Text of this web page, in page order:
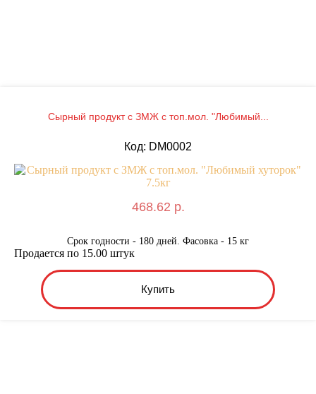
Сырный продукт с ЗМЖ с топ.мол. "Любимый...
Код: DM0002
468.62 р.
Срок годности - 180 дней. Фасовка - 15 кг
Купить
Продается по 15.00 штук